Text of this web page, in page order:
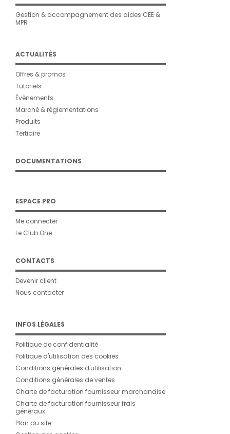
Gestion & accompagnement des aides CEE &
MPR
ACTUALITÉS
Offres & promos
Tutoriels
Évènements
Marché & réglementations
Produits
Tertiaire
DOCUMENTATIONS
ESPACE PRO
Me connecter
Le Club One
CONTACTS
Devenir client
Nous contacter
INFOS LÉGALES
Politique de confidentialité
Politique d'utilisation des cookies
Conditions générales d'utilisation
Conditions générales de ventes
Charte de facturation fournisseur marchandise
Charte de facturation fournisseur frais
généraux
Plan du site